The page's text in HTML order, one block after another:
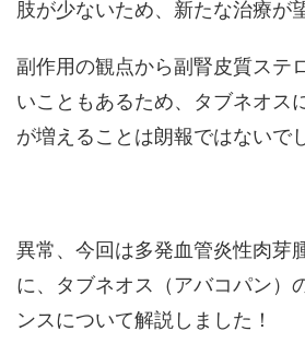
肢が少ないため、新たな治療が
副作用の観点から副腎皮質ステ
いこともあるため、タブネオス
が増えることは朗報ではないで
異常、今回は多発血管炎性肉芽
に、タブネオス（アバコパン）
ンスについて解説しました！